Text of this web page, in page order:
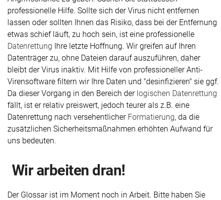
professionelle Hilfe. Sollte sich der Virus nicht entfernen
lassen oder sollten Ihnen das Risiko, dass bei der Entfernung
etwas schief läuft, zu hoch sein, ist eine professionelle
Datenrettung Ihre letzte Hoffnung. Wir greifen auf Ihren
Datenträger zu, ohne Dateien darauf auszuführen, daher
bleibt der Virus inaktiv. Mit Hilfe von professioneller Anti-
Virensoftware filtern wir Ihre Daten und "desinfizieren" sie ggf.
Da dieser Vorgang in den Bereich der logischen Datenrettung
fällt, ist er relativ preiswert, jedoch teurer als z.B. eine
Datenrettung nach versehentlicher Formatierung, da die
zusätzlichen Sicherheitsmaßnahmen erhöhten Aufwand für
uns bedeuten.
Wir arbeiten dran!
Der Glossar ist im Moment noch in Arbeit. Bitte haben Sie